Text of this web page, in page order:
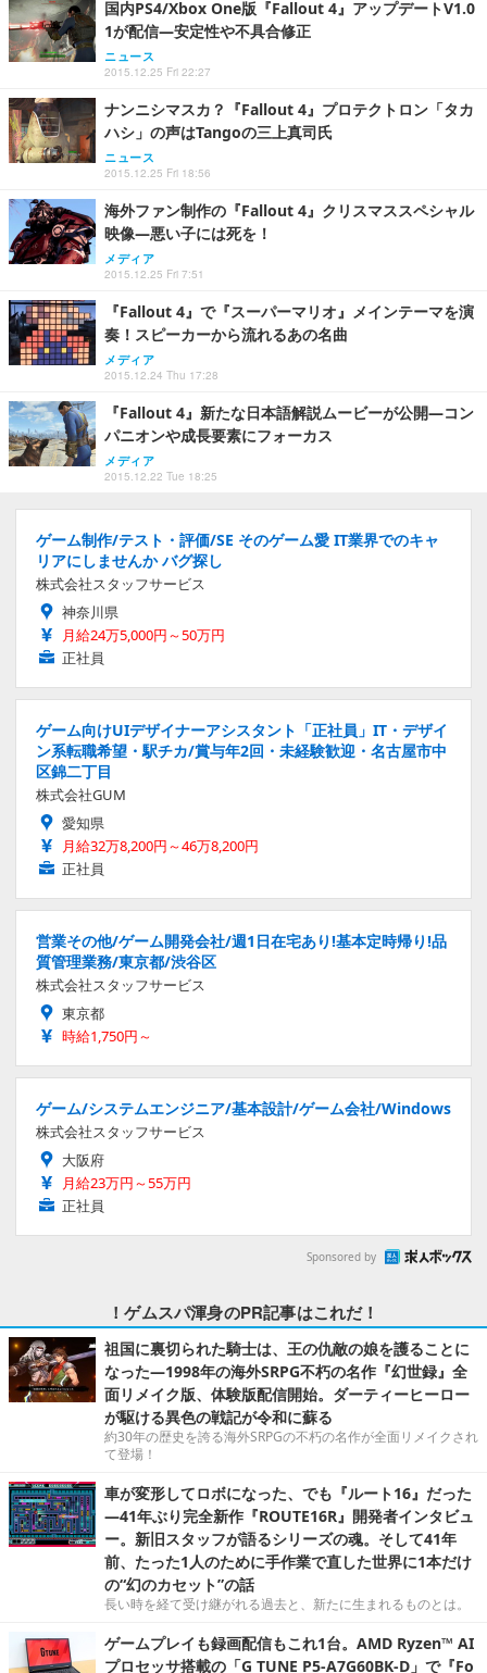
国内PS4/Xbox One版『Fallout 4』アップデートV1.0
1が配信―安定性や不具合修正
ニュース
2015.12.25 Fri 22:27
ナンニシマスカ？『Fallout 4』プロテクトロン「タカ
ハシ」の声はTangoの三上真司氏
ニュース
2015.12.25 Fri 18:56
海外ファン制作の『Fallout 4』クリスマススペシャル
映像―悪い子には死を！
メディア
2015.12.25 Fri 7:51
『Fallout 4』で『スーパーマリオ』メインテーマを演
奏！スピーカーから流れるあの名曲
メディア
2015.12.24 Thu 17:28
『Fallout 4』新たな日本語解説ムービーが公開―コン
パニオンや成長要素にフォーカス
メディア
2015.12.22 Tue 18:25
ゲーム制作/テスト・評価/SE そのゲーム愛 IT業界でのキャ
リアにしませんか バグ探し
株式会社スタッフサービス
神奈川県
月給24万5,000円～50万円
正社員
ゲーム向けUIデザイナーアシスタント「正社員」IT・デザイ
ン系転職希望・駅チカ/賞与年2回・未経験歓迎・名古屋市中
区錦二丁目
株式会社GUM
愛知県
月給32万8,200円～46万8,200円
正社員
営業その他/ゲーム開発会社/週1日在宅あり!基本定時帰り!品
質管理業務/東京都/渋谷区
株式会社スタッフサービス
東京都
時給1,750円～
ゲーム/システムエンジニア/基本設計/ゲーム会社/Windows
株式会社スタッフサービス
大阪府
月給23万円～55万円
正社員
Sponsored by
！ゲムスパ渾身のPR記事はこれだ！
祖国に裏切られた騎士は、王の仇敵の娘を護ることに
なった―1998年の海外SRPG不朽の名作『幻世録』全
面リメイク版、体験版配信開始。ダーティーヒーロー
が駆ける異色の戦記が令和に蘇る
約30年の歴史を誇る海外SRPGの不朽の名作が全面リメイクされ
て登場！
車が変形してロボになった、でも『ルート16』だった
―41年ぶり完全新作『ROUTE16R』開発者インタビュ
ー。新旧スタッフが語るシリーズの魂。そして41年
前、たった1人のために手作業で直した世界に1本だけ
の“幻のカセット”の話
長い時を経て受け継がれる過去と、新たに生まれるものとは。
ゲームプレイも録画配信もこれ1台。AMD Ryzen™ AI
プロセッサ搭載の「G TUNE P5-A7G60BK-D」で『Fo